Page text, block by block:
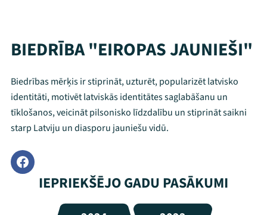
BIEDRĪBA "EIROPAS JAUNIEŠI"
Biedrības mērķis ir stiprināt, uzturēt, popularizēt latvisko
identitāti, motivēt latviskās identitātes saglabāšanu un
tīklošanos, veicināt pilsonisko līdzdalību un stiprināt saikni
starp Latviju un diasporu jauniešu vidū.
IEPRIEKŠĒJO GADU PASĀKUMI